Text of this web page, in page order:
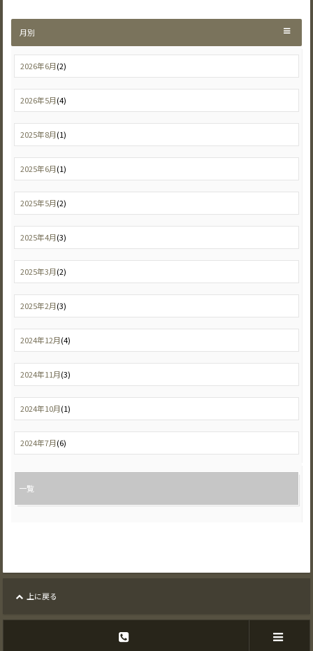
月別
2026年6月(2)
2026年5月(4)
2025年8月(1)
2025年6月(1)
2025年5月(2)
2025年4月(3)
2025年3月(2)
2025年2月(3)
2024年12月(4)
2024年11月(3)
2024年10月(1)
2024年7月(6)
一覧
上に戻る